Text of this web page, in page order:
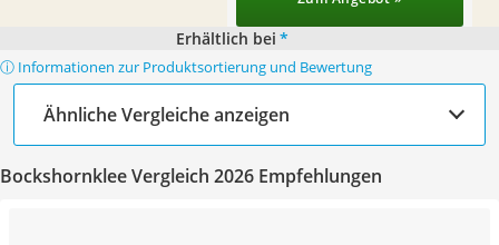
Erhältlich bei *
ⓘ Informationen zur Produktsortierung und Bewertung
Ähnliche Vergleiche anzeigen
Bockshornklee Vergleich 2026 Empfehlungen